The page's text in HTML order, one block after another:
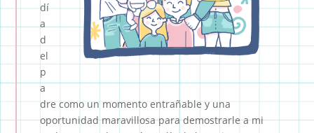
dí
a
d
el
p
a
dre como un momento entrañable y una
oportunidad maravillosa para demostrarle a mi